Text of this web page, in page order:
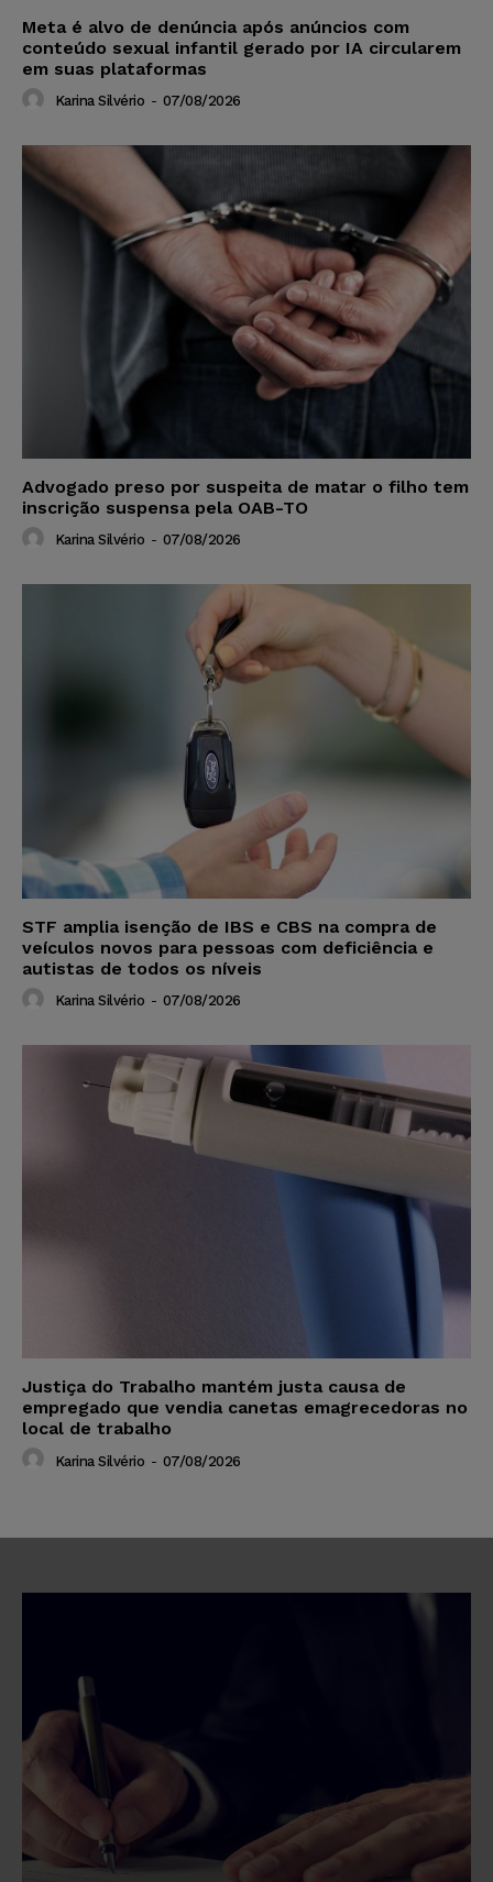
Meta é alvo de denúncia após anúncios com
conteúdo sexual infantil gerado por IA circularem
em suas plataformas
Karina Silvério - 07/08/2026
Advogado preso por suspeita de matar o filho tem
inscrição suspensa pela OAB-TO
Karina Silvério - 07/08/2026
STF amplia isenção de IBS e CBS na compra de
veículos novos para pessoas com deficiência e
autistas de todos os níveis
Karina Silvério - 07/08/2026
Justiça do Trabalho mantém justa causa de
empregado que vendia canetas emagrecedoras no
local de trabalho
Karina Silvério - 07/08/2026